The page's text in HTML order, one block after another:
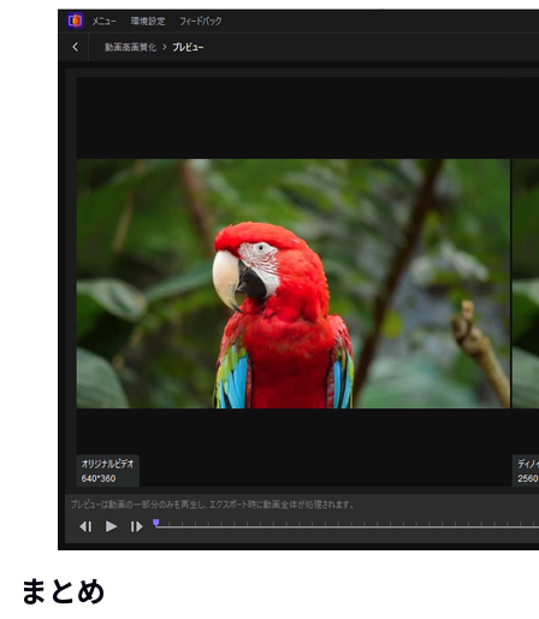
まとめ